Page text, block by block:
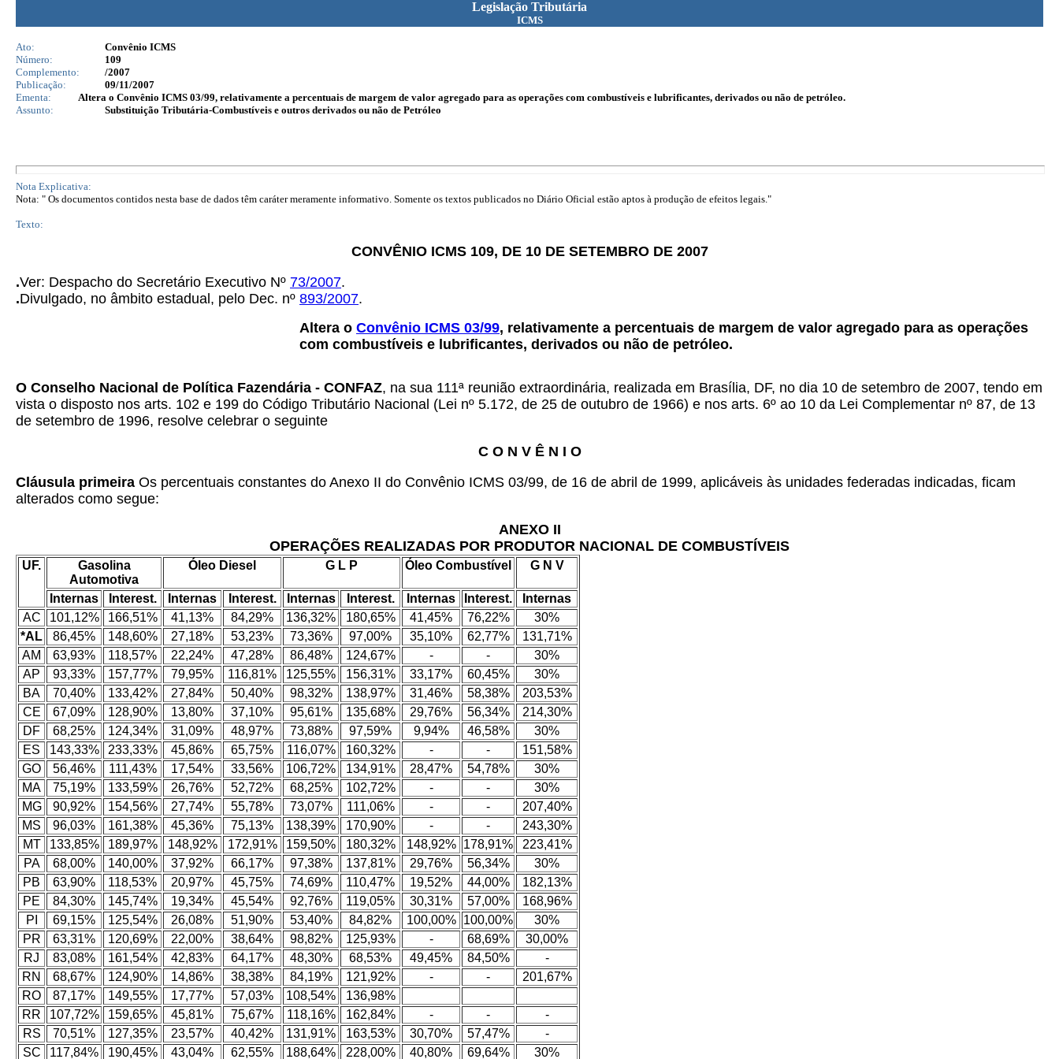
Legislação Tributária
ICMS
Ato:
Convênio ICMS
Número:
109
Complemento:
/2007
Publicação:
09/11/2007
Ementa:
Altera o Convênio ICMS 03/99, relativamente a percentuais de margem de valor agregado para as operações com combustíveis e lubrificantes, derivados ou não de petróleo.
Assunto:
Substituição Tributária-Combustíveis e outros derivados ou não de Petróleo
Nota Explicativa:
Nota: " Os documentos contidos nesta base de dados têm caráter meramente informativo. Somente os textos publicados no Diário Oficial estão aptos à produção de efeitos legais."
Texto:
CONVÊNIO ICMS 109, DE 10 DE SETEMBRO DE 2007
.Ver: Despacho do Secretário Executivo Nº 73/2007.
.Divulgado, no âmbito estadual, pelo Dec. nº 893/2007.
Altera o Convênio ICMS 03/99, relativamente a percentuais de margem de valor agregado para as operações
com combustíveis e lubrificantes, derivados ou não de petróleo.
O Conselho Nacional de Política Fazendária - CONFAZ, na sua 111ª reunião extraordinária, realizada em Brasília, DF, no dia 10 de setembro de 2007, tendo em
vista o disposto nos arts. 102 e 199 do Código Tributário Nacional (Lei nº 5.172, de 25 de outubro de 1966) e nos arts. 6º ao 10 da Lei Complementar nº 87, de 13
de setembro de 1996, resolve celebrar o seguinte
C O N V Ê N I O
Cláusula primeira Os percentuais constantes do Anexo II do Convênio ICMS 03/99, de 16 de abril de 1999, aplicáveis às unidades federadas indicadas, ficam
alterados como segue:
ANEXO II
OPERAÇÕES REALIZADAS POR PRODUTOR NACIONAL DE COMBUSTÍVEIS
UF.
Gasolina
Automotiva
Óleo Diesel G L P Óleo Combustível G N V
Internas Interest. Internas Interest. Internas Interest. Internas Interest.
Internas
AC
101,12% 166,51% 41,13% 84,29% 136,32% 180,65% 41,45% 76,22%
30%
*AL
86,45% 148,60% 27,18% 53,23% 73,36% 97,00% 35,10% 62,77%
131,71%
AM
63,93% 118,57% 22,24% 47,28% 86,48% 124,67% - -
30%
AP
93,33% 157,77% 79,95% 116,81% 125,55% 156,31% 33,17% 60,45%
30%
BA
70,40% 133,42% 27,84% 50,40% 98,32% 138,97% 31,46% 58,38%
203,53%
CE
67,09% 128,90% 13,80% 37,10% 95,61% 135,68% 29,76% 56,34%
214,30%
DF
68,25% 124,34% 31,09% 48,97% 73,88% 97,59% 9,94% 46,58%
30%
ES
143,33% 233,33% 45,86% 65,75% 116,07% 160,32% - -
151,58%
GO
56,46% 111,43% 17,54% 33,56% 106,72% 134,91% 28,47% 54,78%
30%
MA
75,19% 133,59% 26,76% 52,72% 68,25% 102,72% - -
30%
MG
90,92% 154,56% 27,74% 55,78% 73,07% 111,06% - -
207,40%
MS
96,03% 161,38% 45,36% 75,13% 138,39% 170,90% - -
243,30%
MT
133,85% 189,97% 148,92% 172,91% 159,50% 180,32% 148,92% 178,91%
223,41%
PA
68,00% 140,00% 37,92% 66,17% 97,38% 137,81% 29,76% 56,34%
30%
PB
63,90% 118,53% 20,97% 45,75% 74,69% 110,47% 19,52% 44,00%
182,13%
PE
84,30% 145,74% 19,34% 45,54% 92,76% 119,05% 30,31% 57,00%
168,96%
PI
69,15% 125,54% 26,08% 51,90% 53,40% 84,82% 100,00% 100,00%
30%
PR
63,31% 120,69% 22,00% 38,64% 98,82% 125,93% - 68,69%
30,00%
RJ
83,08% 161,54% 42,83% 64,17% 48,30% 68,53% 49,45% 84,50%
-
RN
68,67% 124,90% 14,86% 38,38% 84,19% 121,92% - -
201,67%
RO
87,17% 149,55% 17,77% 57,03% 108,54%
136,98%
RR
107,72% 159,65% 45,81% 75,67% 118,16% 162,84% - -
-
RS
70,51% 127,35% 23,57% 40,42% 131,91% 163,53% 30,70% 57,47%
-
SC
117,84% 190,45% 43,04% 62,55% 188,64% 228,00% 40,80% 69,64% 30%